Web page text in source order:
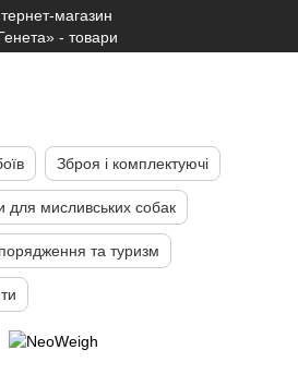
Зброя і комплектуючі
для мисливських собак
та туризм